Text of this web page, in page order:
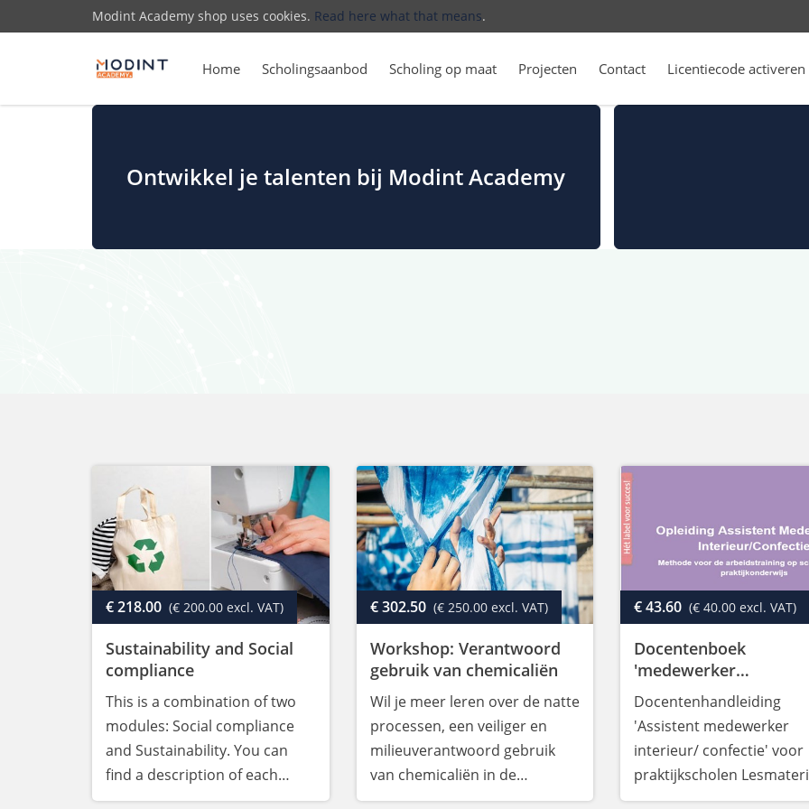
Modint Academy shop uses cookies. Read here what that means.
Home Scholingsaanbod Scholing op maat Projecten Contact Licentiecode activeren
Ontwikkel je talenten bij Modint Academy
€ 218.00 (€ 200.00 excl. VAT)
Sustainability and Social
compliance
This is a combination of two
modules: Social compliance
and Sustainability. You can
find a description of each
module in our webshop.
€ 302.50 (€ 250.00 excl. VAT)
Workshop: Verantwoord
gebruik van chemicaliën
Wil je meer leren over de natte
processen, een veiliger en
milieuverantwoord gebruik
van chemicaliën in de
productieketen? Meld je dan
€ 43.60 (€ 40.00 excl. VAT)
Docentenboek
'medewerker
interieur/confectie'
Docentenhandleiding
'Assistent medewerker
interieur/ confectie' voor
praktijkscholen
ontwikkeld voor